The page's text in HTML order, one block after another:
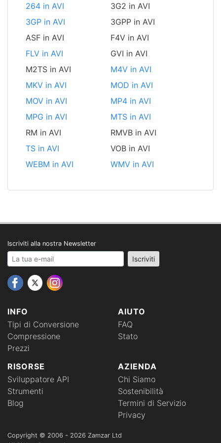
264 in AVI
3G2 in AVI
3GP in AVI
3GPP in AVI
ASF in AVI
F4V in AVI
FLV in AVI
GVI in AVI
M2TS in AVI
M4V in AVI
MKV in AVI
MOD in AVI
MOV in AVI
MP4 in AVI
MPG in AVI
MTS in AVI
RM in AVI
RMVB in AVI
TS in AVI
VOB in AVI
WEBM in AVI
WMV in AVI
INFO
Tipi di Conversione
Compressione
Prezzi
AIUTO
FAQ
Stato
RISORSE
Sviluppatore API
Strumenti
Blog
AZIENDA
Chi Siamo
Sostenibilità
Termini di Servizio
Privacy
Iscriviti alla nostra Newsletter
Your email address Iscriviti
Copyright © 2006 - 2026 Zamzar Ltd